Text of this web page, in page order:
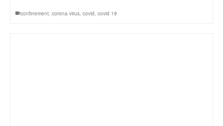
confinement corona virus covid covid 19